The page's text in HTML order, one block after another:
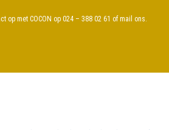
op met COCON op 024 – 388 02 61 of mail ons.